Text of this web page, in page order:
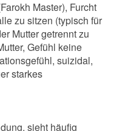
Master), Furcht
zu sitzen (typisch für
Mutter getrennt zu
Gefühl keine
suizidal,
starkes
sieht häufig